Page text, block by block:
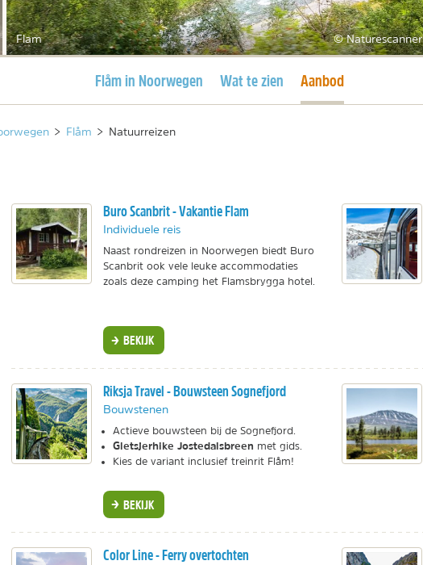
Flam © Naturescanner
Huidige pagina
Flåm in Noorwegen Wat te zien Huidige pagina
Aanbod
> Flåm > Natuurreizen
Buro Scanbrit - Vakantie Flam
Individuele reis
Naast rondreizen in Noorwegen biedt Buro
Scanbrit ook vele leuke accommodaties
zoals deze camping het Flamsbrygga hotel.
BEKIJK
Riksja Travel - Bouwsteen Sognefjord
Bouwstenen
Actieve bouwsteen bij de Sognefjord.
Gletsjerhike Jostedalsbreen met gids.
Kies de variant inclusief treinrit Flåm!
BEKIJK
Color Line - Ferry overtochten